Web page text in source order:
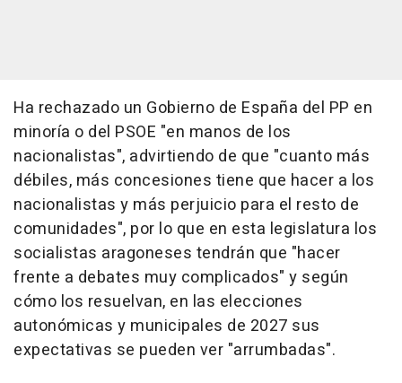
Ha rechazado un Gobierno de España del PP en
minoría o del PSOE "en manos de los
nacionalistas", advirtiendo de que "cuanto más
débiles, más concesiones tiene que hacer a los
nacionalistas y más perjuicio para el resto de
comunidades", por lo que en esta legislatura los
socialistas aragoneses tendrán que "hacer
frente a debates muy complicados" y según
cómo los resuelvan, en las elecciones
autonómicas y municipales de 2027 sus
expectativas se pueden ver "arrumbadas".